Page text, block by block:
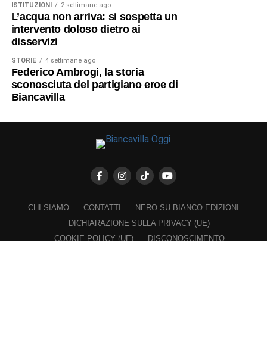
ISTITUZIONI 2 settimane ago
L’acqua non arriva: si sospetta un
intervento doloso dietro ai
disservizi
STORIE 4 settimane ago
Federico Ambrogi, la storia
sconosciuta del partigiano eroe di
Biancavilla
CHI SIAMO CONTATTI
NERO SU BIANCO EDIZIONI
DICHIARAZIONE SULLA PRIVACY (UE)
COOKIE POLICY (UE)
DISCONOSCIMENTO